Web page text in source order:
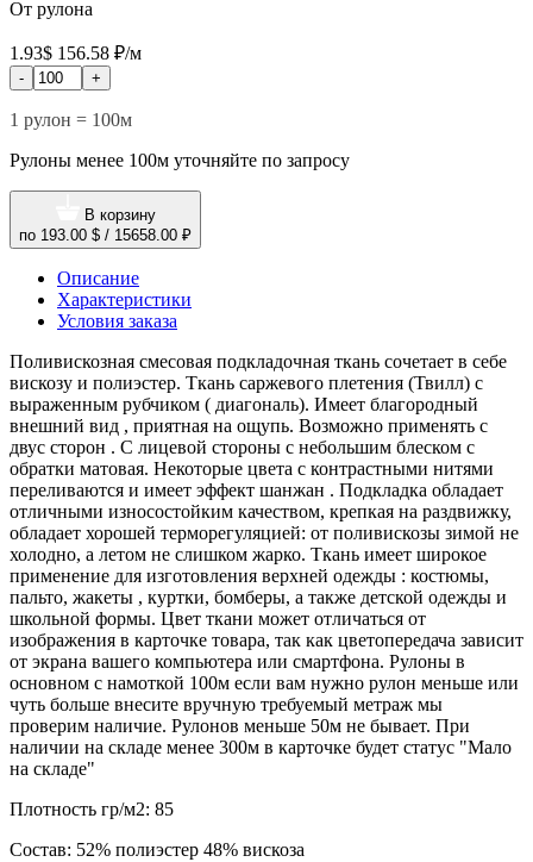
От рулона
1.93$ 156.58 ₽/м
- +
1 рулон = 100м
Рулоны менее 100м уточняйте по запросу
В корзину
по 193.00 $ / 15658.00 ₽
Описание
Характеристики
Условия заказа
Поливискозная смесовая подкладочная ткань сочетает в себе
вискозу и полиэстер. Ткань саржевого плетения (Твилл) с
выраженным рубчиком ( диагональ). Имеет благородный
внешний вид , приятная на ощупь. Возможно применять с
двус сторон . С лицевой стороны с небольшим блеском с
обратки матовая. Некоторые цвета с контрастными нитями
переливаются и имеет эффект шанжан . Подкладка обладает
отличными износостойким качеством, крепкая на раздвижку,
обладает хорошей терморегуляцией: от поливискозы зимой не
холодно, а летом не слишком жарко. Ткань имеет широкое
применение для изготовления верхней одежды : костюмы,
пальто, жакеты , куртки, бомберы, а также детской одежды и
школьной формы. Цвет ткани может отличаться от
изображения в карточке товара, так как цветопередача зависит
от экрана вашего компьютера или смартфона. Рулоны в
основном с намоткой 100м если вам нужно рулон меньше или
чуть больше внесите вручную требуемый метраж мы
проверим наличие. Рулонов меньше 50м не бывает. При
наличии на складе менее 300м в карточке будет статус "Мало
на складе"
Плотность гр/м2: 85
Состав: 52% полиэстер 48% вискоза